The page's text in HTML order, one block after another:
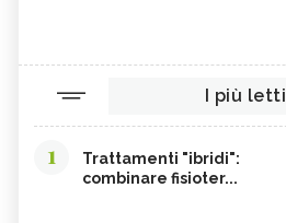
I più letti
1
Trattamenti "ibridi":
combinare fisioter...